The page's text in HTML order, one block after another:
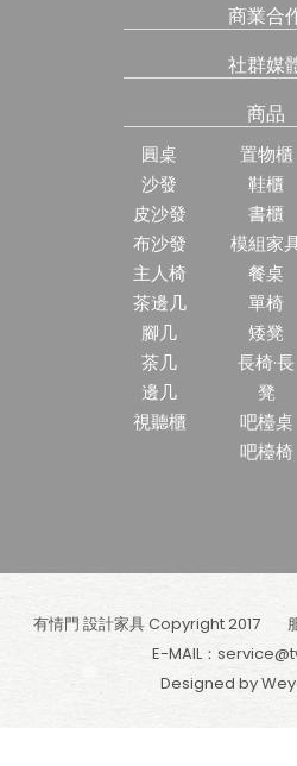
商業合
社群媒
商品
圓桌
沙發
皮沙發
布沙發
主人椅
茶邊几
腳几
茶几
邊几
視聽櫃
置物櫃
鞋櫃
書櫃
模組家
餐桌
單椅
矮凳
長椅·長
凳
吧檯桌
吧檯椅
有情門 設計家具 Copyright 2017
E-MAIL：
Designed by